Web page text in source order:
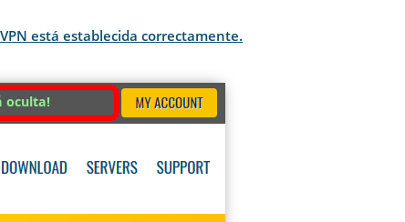
está establecida correctamente.
oculta!